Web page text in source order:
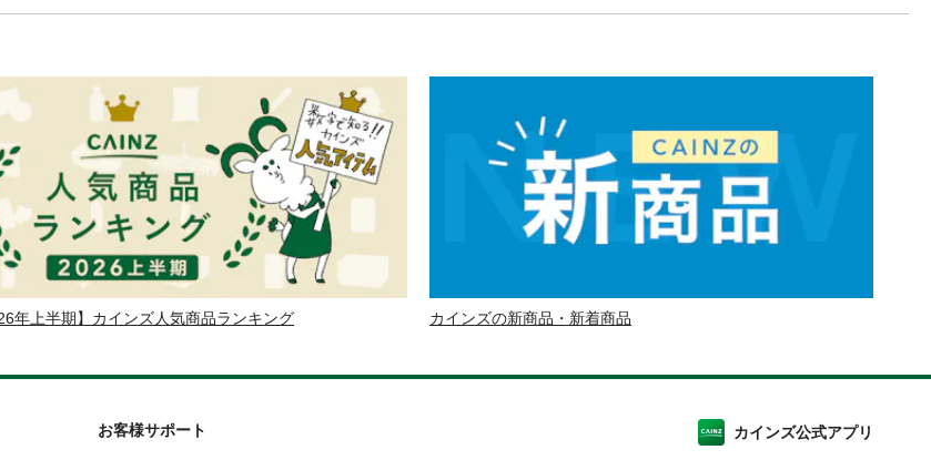
年上半期】カインズ人気商品ランキング カインズの新商品・新着商品
お客様サポート カインズ公式アプリ